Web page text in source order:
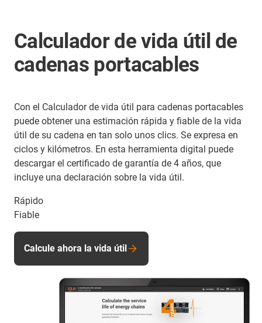
Calculador de vida útil de
cadenas portacables
Con el Calculador de vida útil para cadenas portacables
puede obtener una estimación rápida y fiable de la vida
útil de su cadena en tan solo unos clics. Se expresa en
ciclos y kilómetros. En esta herramienta digital puede
descargar el certificado de garantía de 4 años, que
incluye una declaración sobre la vida útil.
Rápido
Fiable
Calcule ahora la vida útil